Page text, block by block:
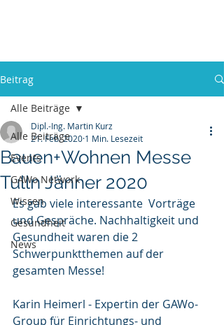
Beitrag
Alle Beiträge
Events
GAWo Network
Wissen
Gesundheit
News
Alle Beiträge
Bauen+Wohnen Messe
Tulln Jänner 2020
Dipl.-Ing. Martin Kurz
21. Feb. 2020 1 Min. Lesezeit
Es gab viele interessante  Vorträge
und Gespräche. Nachhaltigkeit und
Gesundheit waren die 2
Schwerpunktthemen auf der
gesamten Messe!
Karin Heimerl - Expertin der GAWo-
Group für Einrichtungs- und